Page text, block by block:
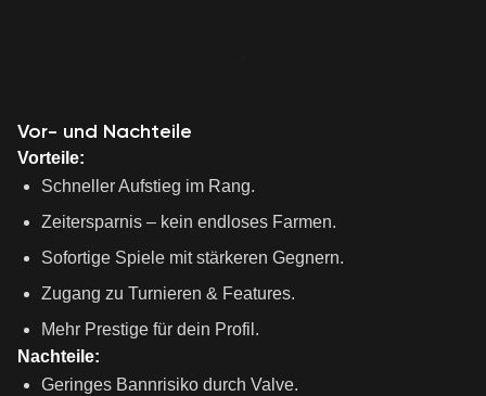
Vor- und Nachteile
Vorteile:
Schneller Aufstieg im Rang.
Zeitersparnis – kein endloses Farmen.
Sofortige Spiele mit stärkeren Gegnern.
Zugang zu Turnieren & Features.
Mehr Prestige für dein Profil.
Nachteile:
Geringes Bannrisiko durch Valve.